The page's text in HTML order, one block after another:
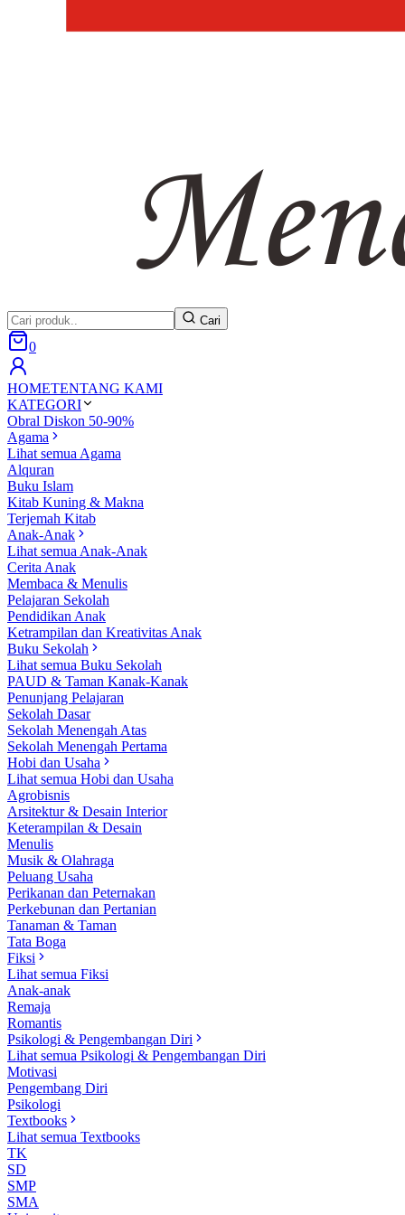
Cari
0
HOMETENTANG KAMI
KATEGORI
Obral Diskon 50-90%
Agama
Lihat semua Agama
Alquran
Buku Islam
Kitab Kuning & Makna
Terjemah Kitab
Anak-Anak
Lihat semua Anak-Anak
Cerita Anak
Membaca & Menulis
Pelajaran Sekolah
Pendidikan Anak
Ketrampilan dan Kreativitas Anak
Buku Sekolah
Lihat semua Buku Sekolah
PAUD & Taman Kanak-Kanak
Penunjang Pelajaran
Sekolah Dasar
Sekolah Menengah Atas
Sekolah Menengah Pertama
Hobi dan Usaha
Lihat semua Hobi dan Usaha
Agrobisnis
Arsitektur & Desain Interior
Keterampilan & Desain
Menulis
Musik & Olahraga
Peluang Usaha
Perikanan dan Peternakan
Perkebunan dan Pertanian
Tanaman & Taman
Tata Boga
Fiksi
Lihat semua Fiksi
Anak-anak
Remaja
Romantis
Psikologi & Pengembangan Diri
Lihat semua Psikologi & Pengembangan Diri
Motivasi
Pengembang Diri
Psikologi
Textbooks
Lihat semua Textbooks
TK
SD
SMP
SMA